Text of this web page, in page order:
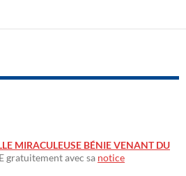
MIRACULEUSE BÉNIE VENANT DU
gratuitement avec sa notice